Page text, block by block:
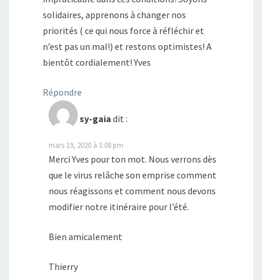
solidaires, apprenons à changer nos
priorités ( ce qui nous force à réfléchir et
n’est pas un mal!) et restons optimistes! A
bientôt cordialement! Yves
Répondre
sy-gaia dit :
mars 19, 2020 à 3:08 pm
Merci Yves pour ton mot. Nous verrons dès
que le virus relâche son emprise comment
nous réagissons et comment nous devons
modifier notre itinéraire pour l’été.
Bien amicalement
Thierry